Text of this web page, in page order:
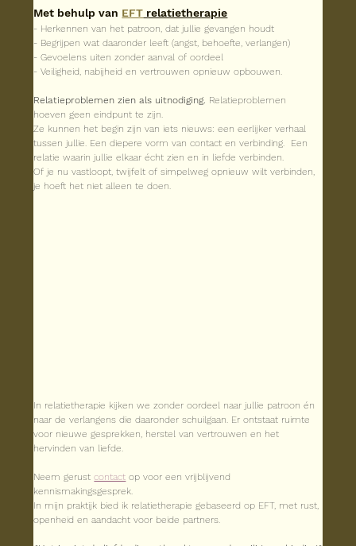
Met behulp van EFT relatietherapie
- Herkennen van het patroon, dat jullie gevangen houdt
- Begrijpen wat daaronder leeft (angst, behoefte, verlangen)
- Gevoelens uiten zonder aanval of oordeel
- Veiligheid, nabijheid en vertrouwen opnieuw opbouwen.
Relatieproblemen zien als uitnodiging. Relatieproblemen
hoeven geen eindpunt te zijn.
Ze kunnen het begin zijn van iets nieuws: een eerlijker verhaal
tussen jullie. Een diepere vorm van contact en verbinding.  Een
relatie waarin jullie elkaar écht zien en in liefde verbinden.
Of je nu vastloopt, twijfelt of simpelweg opnieuw wilt verbinden,
je hoeft het niet alleen te doen.
In relatietherapie kijken we zonder oordeel naar jullie patroon én
naar de verlangens die daaronder schuilgaan. Er ontstaat ruimte
voor nieuwe gesprekken, herstel van vertrouwen en het
hervinden van liefde.
Neem gerust contact op voor een vrijblijvend
kennismakingsgesprek.
In mijn praktijk bied ik relatietherapie gebaseerd op EFT, met rust,
openheid en aandacht voor beide partners.